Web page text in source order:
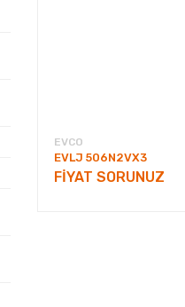
EVCO
EVLJ 506N2VX3
FİYAT SORUNUZ